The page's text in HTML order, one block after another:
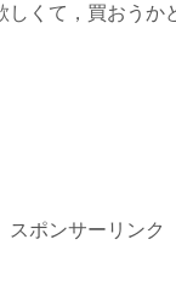
しくて，買おうか
スポンサーリンク